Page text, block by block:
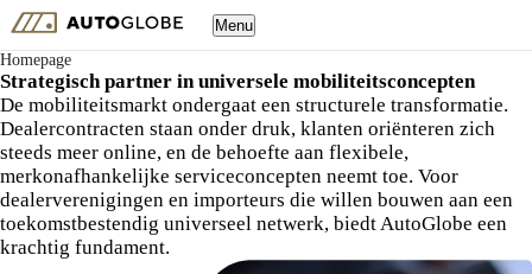
Menu
Homepage
Strategisch partner in universele mobiliteitsconcepten
De mobiliteitsmarkt ondergaat een structurele transformatie.
Dealercontracten staan onder druk, klanten oriënteren zich
steeds meer online, en de behoefte aan flexibele,
merkonafhankelijke serviceconcepten neemt toe. Voor
dealerverenigingen en importeurs die willen bouwen aan een
toekomstbestendig universeel netwerk, biedt AutoGlobe een
krachtig fundament.